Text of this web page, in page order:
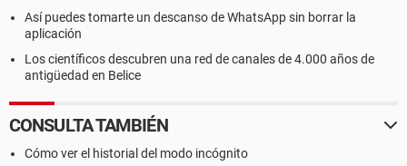
Así puedes tomarte un descanso de WhatsApp sin borrar la
aplicación
Los científicos descubren una red de canales de 4.000 años de
antigüedad en Belice
CONSULTA TAMBIÉN
Cómo ver el historial del modo incógnito